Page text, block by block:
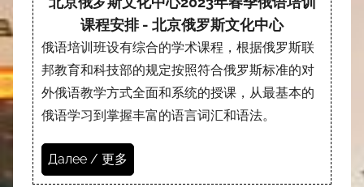
课程安排 - 北京俄罗斯文化中心
俄语培训班设有综合的学术课程，根据俄罗斯联
邦教育和科技部的规定按照符合俄罗斯标准的对
外俄语教学方式全面和系统的授课，从最基本的
俄语学习到掌握丰富的语言词汇和语法。
Далее / 更多